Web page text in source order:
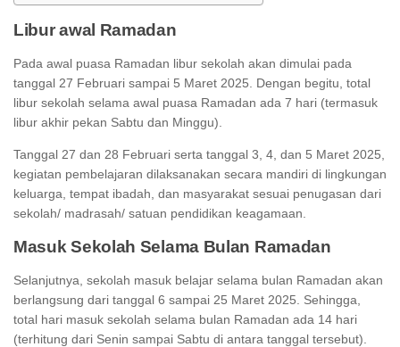
Libur awal Ramadan
Pada awal puasa Ramadan libur sekolah akan dimulai pada
tanggal 27 Februari sampai 5 Maret 2025. Dengan begitu, total
libur sekolah selama awal puasa Ramadan ada 7 hari (termasuk
libur akhir pekan Sabtu dan Minggu).
Tanggal 27 dan 28 Februari serta tanggal 3, 4, dan 5 Maret 2025,
kegiatan pembelajaran dilaksanakan secara mandiri di lingkungan
keluarga, tempat ibadah, dan masyarakat sesuai penugasan dari
sekolah/ madrasah/ satuan pendidikan keagamaan.
Masuk Sekolah Selama Bulan Ramadan
Selanjutnya, sekolah masuk belajar selama bulan Ramadan akan
berlangsung dari tanggal 6 sampai 25 Maret 2025. Sehingga,
total hari masuk sekolah selama bulan Ramadan ada 14 hari
(terhitung dari Senin sampai Sabtu di antara tanggal tersebut).